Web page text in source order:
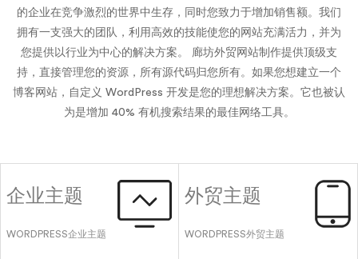
的企业在竞争激烈的世界中生存，同时您致力于增加销售额。我们
拥有一支强大的团队，利用高效的技能使您的网站充满活力，并为
您提供以行业为中心的解决方案。 廊坊外贸网站制作提供顶级支
持，直接管理您的资源，所有源代码归您所有。如果您想建立一个
博客网站，自定义 WordPress 开发是您的理想解决方案。它也被认
为是增加 40% 有机搜索结果的最佳网络工具。
企业主题
WORDPRESS企业主题
外贸主题
WORDPRESS外贸主题